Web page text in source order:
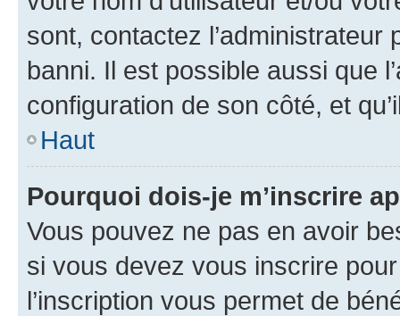
sont, contactez l’administrateur
banni. Il est possible aussi que
configuration de son côté, et
Haut
Pourquoi dois-je m’inscrire
Vous pouvez ne pas en avoir
si vous devez vous inscrire
l’inscription vous permet de